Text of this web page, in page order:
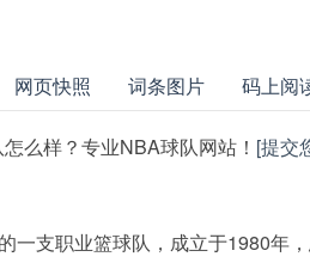
网页快照 词条图片 码上阅
么样？专业NBA球队网站！ [提交
一支职业篮球队，成立于1980年